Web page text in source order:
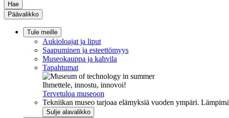
Hae
Päävalikko
Tule meille
Aukioloajat ja liput
Saapuminen ja esteettömyys
Museokauppa ja kahvila
Tapahtumat
Ihmettele, innostu, innovoi!
Tervetuloa museoon
Tekniikan museo tarjoaa elämyksiä vuoden ympäri.
Sulje alavalikko